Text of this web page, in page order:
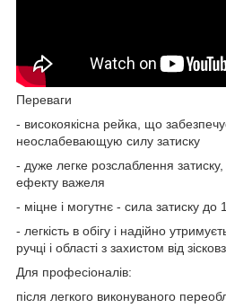
Переваги
- високоякісна рейка, що
неослабевающую силу затиску
- дуже легке розслаблення
ефекту важеля
- міцне і могутнє - сила затиску до
- легкість в обігу і надійно
ручці і області з захистом від
Для професіоналів:
після легкого виконуваного